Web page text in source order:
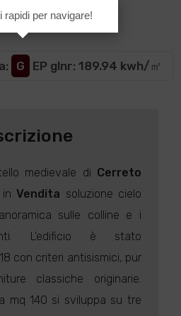
: G EP glnr: 189.94 kwh/㎡
medievale di Cerreto
inVendita soluzione cielo
sulle colline e i
L'edificio è stato
con criteri antisismici, pur
classiche originarie.
mq 140 si sviluppa su tre
rapidi per navigare!